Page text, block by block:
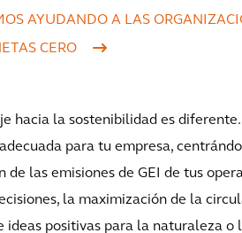
AYUDANDO A LAS
CERO
hacia la sostenibilidad es
para tu empresa,
de las emisiones de GEI de tus
la maximización de la
ideas positivas para la naturaleza